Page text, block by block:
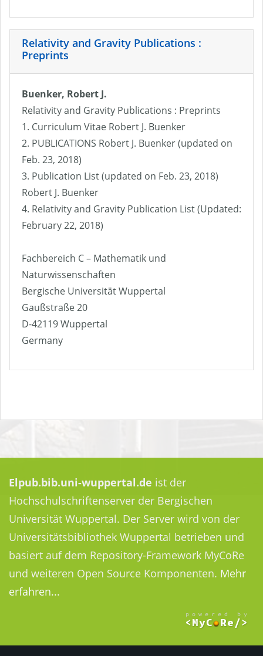
Relativity and Gravity Publications :
Preprints
Buenker, Robert J.
Relativity and Gravity Publications : Preprints
1. Curriculum Vitae Robert J. Buenker
2. PUBLICATIONS Robert J. Buenker (updated on
Feb. 23, 2018)
3. Publication List (updated on Feb. 23, 2018)
Robert J. Buenker
4. Relativity and Gravity Publication List (Updated:
February 22, 2018)
Fachbereich C – Mathematik und
Naturwissenschaften
Bergische Universität Wuppertal
Gaußstraße 20
D-42119 Wuppertal
Germany
Elpub.bib.uni-wuppertal.de ist der
Hochschulschriftenserver der Bergischen
Universität Wuppertal. Der Server wird von der
Universitätsbibliothek Wuppertal betrieben und
basiert auf dem Repository-Framework MyCoRe
und weiteren Open Source Komponenten. Mehr
erfahren...